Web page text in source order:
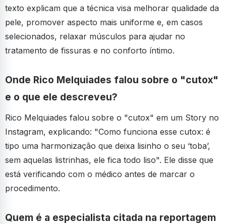
texto explicam que a técnica visa melhorar qualidade da
pele, promover aspecto mais uniforme e, em casos
selecionados, relaxar músculos para ajudar no
tratamento de fissuras e no conforto íntimo.
Onde Rico Melquiades falou sobre o "cutox"
e o que ele descreveu?
Rico Melquiades falou sobre o "cutox" em um Story no
Instagram, explicando: "Como funciona esse cutox: é
tipo uma harmonização que deixa lisinho o seu ‘toba’,
sem aquelas listrinhas, ele fica todo liso". Ele disse que
está verificando com o médico antes de marcar o
procedimento.
Quem é a especialista citada na reportagem